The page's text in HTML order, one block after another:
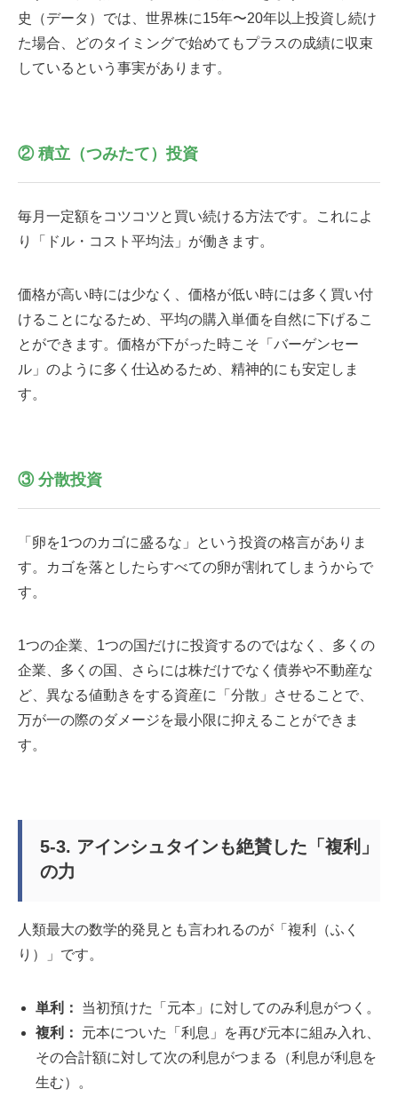
史（データ）では、世界株に15年〜20年以上投資し続け
た場合、どのタイミングで始めてもプラスの成績に収束
しているという事実があります。
② 積立（つみたて）投資
毎月一定額をコツコツと買い続ける方法です。これによ
り「ドル・コスト平均法」が働きます。
価格が高い時には少なく、価格が低い時には多く買い付
けることになるため、平均の購入単価を自然に下げるこ
とができます。価格が下がった時こそ「バーゲンセー
ル」のように多く仕込めるため、精神的にも安定しま
す。
③ 分散投資
「卵を1つのカゴに盛るな」という投資の格言がありま
す。カゴを落としたらすべての卵が割れてしまうからで
す。
1つの企業、1つの国だけに投資するのではなく、多くの
企業、多くの国、さらには株だけでなく債券や不動産な
ど、異なる値動きをする資産に「分散」させることで、
万が一の際のダメージを最小限に抑えることができま
す。
5-3. アインシュタインも絶賛した「複利」
の力
人類最大の数学的発見とも言われるのが「複利（ふく
り）」です。
単利：
当初預けた「元本」に対してのみ利息がつく。
複利：
元本についた「利息」を再び元本に組み入れ、
その合計額に対して次の利息がつまる（利息が利息を
生む）。